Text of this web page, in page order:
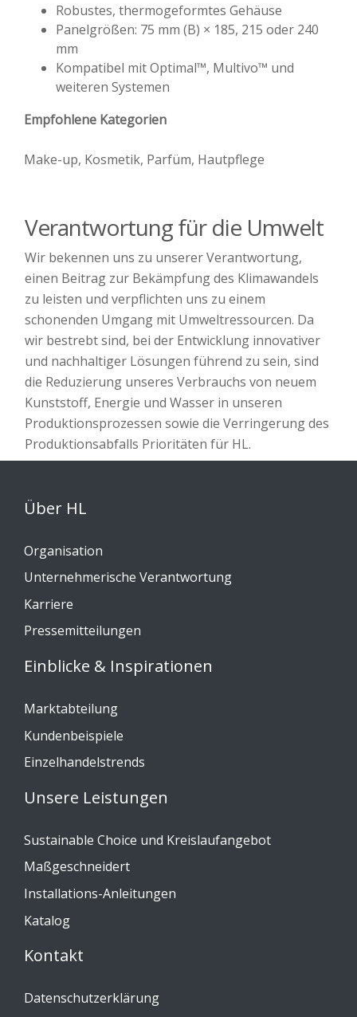
Robustes, thermogeformtes Gehäuse
Panelgrößen: 75 mm (B) × 185, 215 oder 240
mm
Kompatibel mit Optimal™, Multivo™ und
weiteren Systemen
Empfohlene Kategorien
Make-up, Kosmetik, Parfüm, Hautpflege
Verantwortung für die Umwelt
Wir bekennen uns zu unserer Verantwortung,
einen Beitrag zur Bekämpfung des Klimawandels
zu leisten und verpflichten uns zu einem
schonenden Umgang mit Umweltressourcen. Da
wir bestrebt sind, bei der Entwicklung innovativer
und nachhaltiger Lösungen führend zu sein, sind
die Reduzierung unseres Verbrauchs von neuem
Kunststoff, Energie und Wasser in unseren
Produktionsprozessen sowie die Verringerung des
Produktionsabfalls Prioritäten für HL.
Über HL
Organisation
Unternehmerische Verantwortung
Karriere
Pressemitteilungen
Einblicke & Inspirationen
Marktabteilung
Kundenbeispiele
Einzelhandelstrends
Unsere Leistungen
Sustainable Choice und Kreislaufangebot
Maßgeschneidert
Installations-Anleitungen
Katalog
Kontakt
Datenschutzerklärung